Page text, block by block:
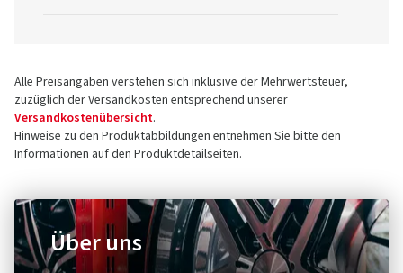
Alle Preisangaben verstehen sich inklusive der Mehrwertsteuer,
zuzüglich der Versandkosten entsprechend unserer
Versandkostenübersicht.
Hinweise zu den Produktabbildungen entnehmen Sie bitte den
Informationen auf den Produktdetailseiten.
Über uns